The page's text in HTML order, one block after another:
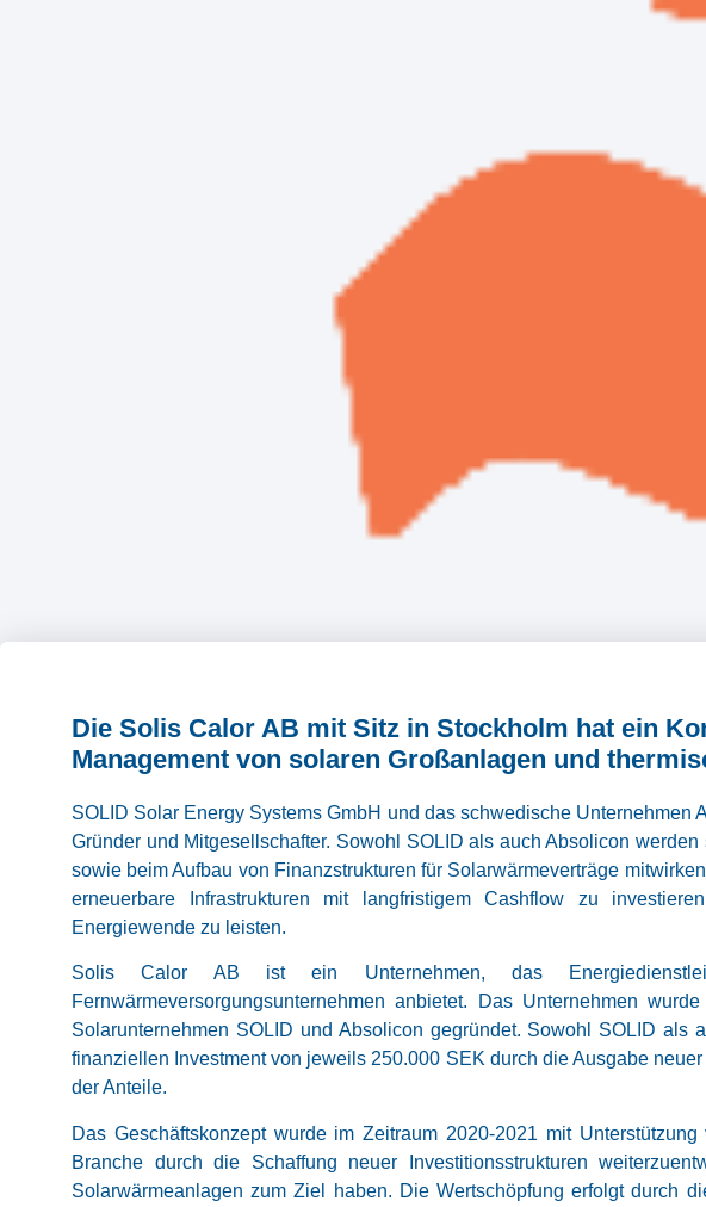
Die Solis Calor AB mit Sitz in Stockholm hat ein
Management von solaren Großanlagen und
SOLID Solar Energy Systems GmbH und das schwedische
Gründer und Mitgesellschafter. Sowohl SOLID als auch Absolicon
sowie beim Aufbau von Finanzstrukturen für Solarwärmeverträge
erneuerbare Infrastrukturen mit langfristigem Cashflow zu
Energiewende zu leisten.
Solis Calor AB ist ein Unternehmen, das
Fernwärmeversorgungsunternehmen anbietet. Das Unternehmen
Solarunternehmen SOLID und Absolicon gegründet. Sowohl SOLID
finanziellen Investment von jeweils 250.000 SEK durch die Ausgabe
der Anteile.
Das Geschäftskonzept wurde im Zeitraum 2020-2021 mit
Branche durch die Schaffung neuer Investitionsstrukturen
Solarwärmeanlagen zum Ziel haben. Die Wertschöpfung erfolgt durch